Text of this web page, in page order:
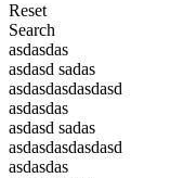
Reset
Search
asdasdas
asdasd sadas
asdasdasdasdasd
asdasdas
asdasd sadas
asdasdasdasdasd
asdasdas